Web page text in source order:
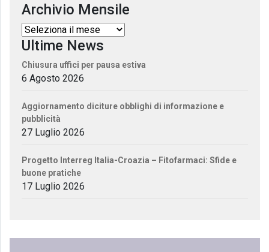
Archivio Mensile
Ultime News
Chiusura uffici per pausa estiva
6 Agosto 2026
Aggiornamento diciture obblighi di informazione e
pubblicità
27 Luglio 2026
Progetto Interreg Italia-Croazia – Fitofarmaci: Sfide e
buone pratiche
17 Luglio 2026